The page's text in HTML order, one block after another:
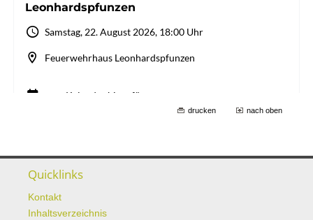
drucken nach oben
Quicklinks
Kontakt
Inhaltsverzeichnis